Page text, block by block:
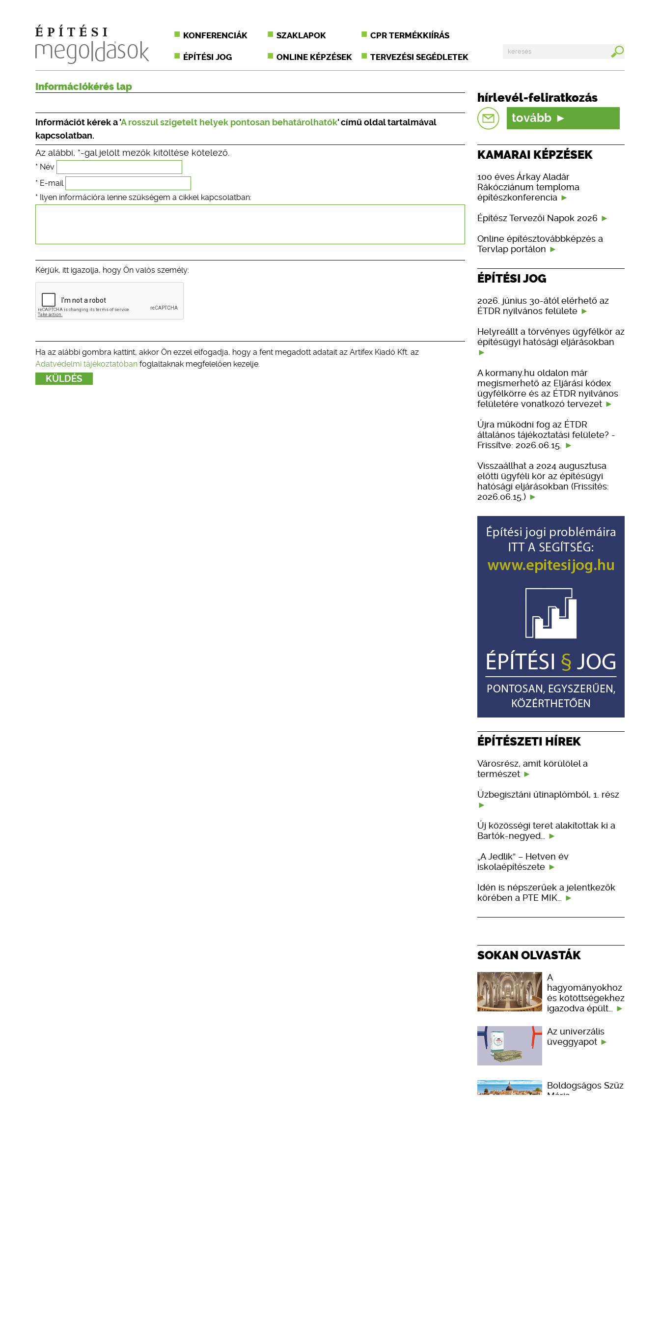
KONFERENCIÁK SZAKLAPOK CPR TERMÉKKIÍRÁS
ÉPÍTÉSI JOG ONLINE KÉPZÉSEK TERVEZÉSI SEGÉDLETEK
Információkérés lap
Információt kérek a 'A rosszul szigetelt helyek pontosan behatárolhatók' című oldal tartalmával
kapcsolatban.
Az alábbi, *-gal jelölt mezők kitöltése kötelező.
* Név
* E-mail
* Ilyen információra lenne szükségem a cikkel kapcsolatban:
Kérjük, itt igazolja, hogy Ön valós személy:
Ha az alábbi gombra kattint, akkor Ön ezzel elfogadja, hogy a fent megadott adatait az Artifex Kiadó Kft. az
Adatvédelmi tájékoztatóban foglaltaknak megfelelően kezelje.
hírlevél-feliratkozás
tovább
KAMARAI KÉPZÉSEK
100 éves Árkay Aladár
Rákócziánum temploma
építészkonferencia
Építész Tervezői Napok 2026
Online építésztovábbképzés a
Tervlap portálon
ÉPÍTÉSI JOG
2026. június 30-ától elérhető az
ÉTDR nyilvános felülete
Helyreállt a törvényes ügyfélkör az
építésügyi hatósági eljárásokban
A kormany.hu oldalon már
megismerhető az Eljárási kódex
ügyfélkörre és az ÉTDR nyilvános
felületére vonatkozó tervezet
Újra működni fog az ÉTDR
általános tájékoztatási felülete? -
Frissítve: 2026.06.15.
Visszaállhat a 2024 augusztusa
előtti ügyféli kör az építésügyi
hatósági eljárásokban (Frissítés:
2026.06.15.)
ÉPÍTÉSZETI HÍREK
Városrész, amit körülölel a
természet
Üzbegisztáni útinaplómból, 1. rész
Új közösségi teret alakítottak ki a
Bartók-negyed…
„A Jedlik” – Hetven év
iskolaépítészete
Idén is népszerűek a jelentkezők
körében a PTE MIK…
SOKAN OLVASTÁK
A
hagyományokhoz
és kötöttségekhez
igazodva épült…
Az univerzális
üveggyapot
Boldogságos Szűz
Mária